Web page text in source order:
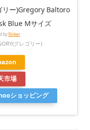
リー)Gregory Baltoro
Blue Mサイズ
byRinker
グレゴリー)
市場
ショッピング